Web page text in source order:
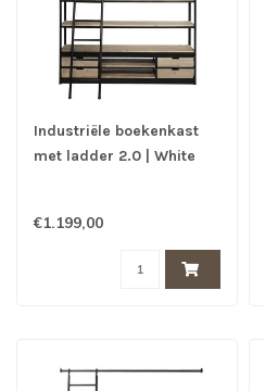
Industriële boekenkast
met ladder 2.0 | White
€1.199,00